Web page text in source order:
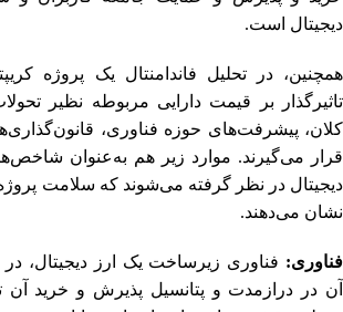
دیجیتال است.
همچنین، در تحلیل فاندامنتال یک پروژه
تاثیرگذار بر قیمت دارایی مربوطه نظیر
کلان، پیشرفت‌های حوزه فناوری،
قرار می‌گیرند. موارد زیر هم به‌عنوان
دیجیتال در نظر گرفته می‌شوند که سلامت پروژه
نشان می‌دهند.
فناوری: فناوری زیرساخت یک ارز دیجیتال،
آن در درازمدت و پتانسیل پذیرش و خرید آن